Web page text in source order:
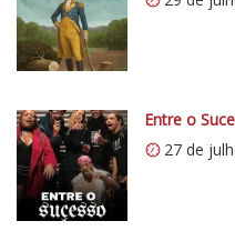
/
/
0
.
w
p
.
Entre o
27 de